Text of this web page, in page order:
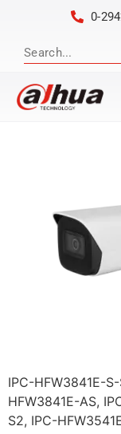
0-
IPC-HFW3841E-
HFW3841E-AS,
S2, IPC-